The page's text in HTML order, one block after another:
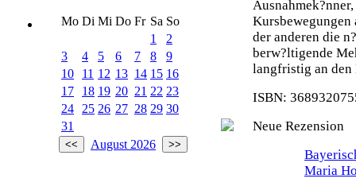
Mo Di Mi Do Fr Sa So
1
2
3
4 5 6 7 8
9
10
11 12 13 14 15 16
17
18 19 20 21 22 23
24
25 26 27 28 29 30
31
August 2026
der anderen die
berw?ltigende
langfristig an den
ISBN:
Neue Rezension
Maria